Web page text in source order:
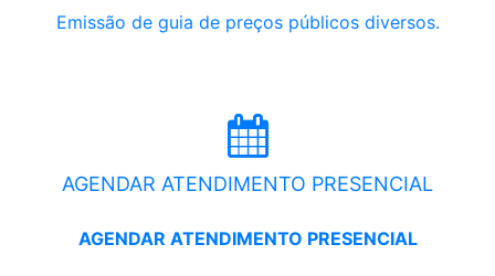
Emissão de guia de preços públicos diversos.
AGENDAR ATENDIMENTO PRESENCIAL
AGENDAR ATENDIMENTO PRESENCIAL